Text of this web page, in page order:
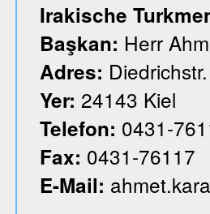
Irakische
Başkan: Herr
Adres:
Yer: 24143 Kiel
Telefon: 0431-
Fax: 0431-76117
E-Mail: